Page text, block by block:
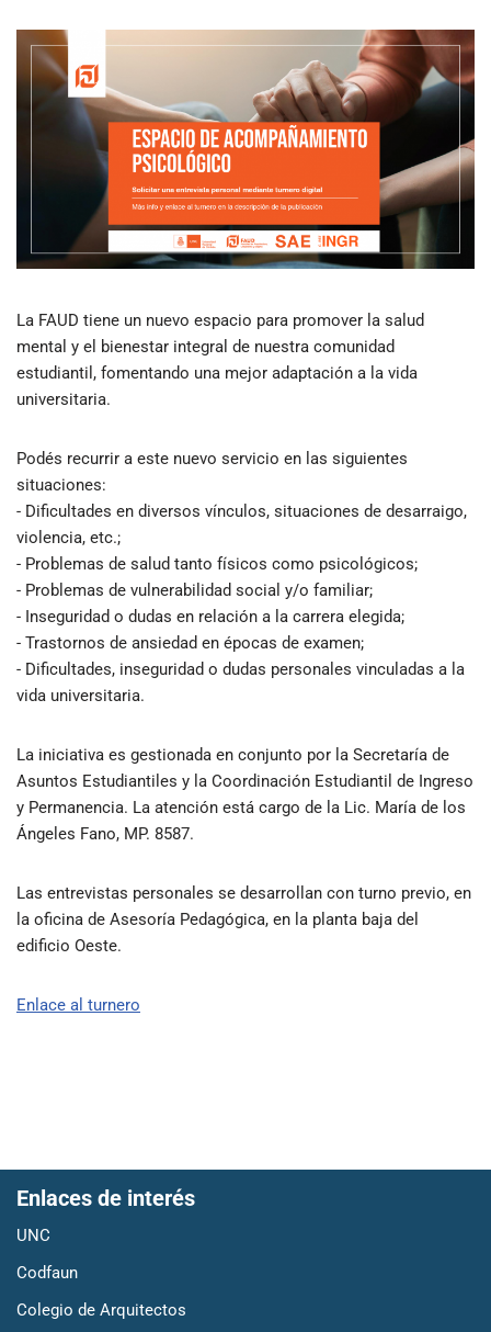
La FAUD tiene un nuevo espacio para promover la salud
mental y el bienestar integral de nuestra comunidad
estudiantil, fomentando una mejor adaptación a la vida
universitaria.
Podés recurrir a este nuevo servicio en las siguientes
situaciones:
- Dificultades en diversos vínculos, situaciones de desarraigo,
violencia, etc.;
- Problemas de salud tanto físicos como psicológicos;
- Problemas de vulnerabilidad social y/o familiar;
- Inseguridad o dudas en relación a la carrera elegida;
- Trastornos de ansiedad en épocas de examen;
- Dificultades, inseguridad o dudas personales vinculadas a la
vida universitaria.
La iniciativa es gestionada en conjunto por la Secretaría de
Asuntos Estudiantiles y la Coordinación Estudiantil de Ingreso
y Permanencia. La atención está cargo de la Lic. María de los
Ángeles Fano, MP. 8587.
Las entrevistas personales se desarrollan con turno previo, en
la oficina de Asesoría Pedagógica, en la planta baja del
edificio Oeste.
Enlace al turnero
Enlaces de interés
UNC
Codfaun
Colegio de Arquitectos